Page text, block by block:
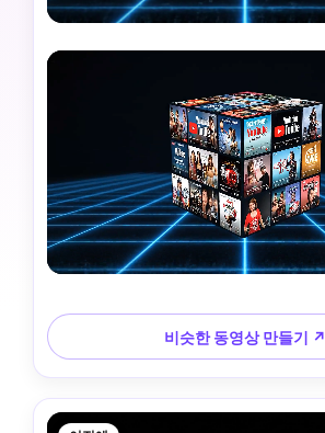
비슷한 동영상 만들기 ↗